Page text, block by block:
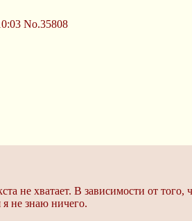
No.35808
не хватает. В зависимости от того,
не знаю ничего.